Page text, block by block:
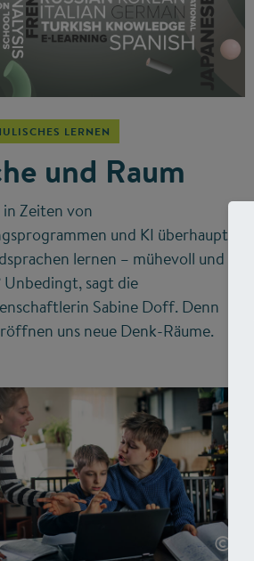
LERNEN
und Raum
Zeiten von
und KI überhaupt
lernen – mühevoll und
Unbedingt, sagt die
Sabine Doff. Denn
uns neue Denk-Räume.
©